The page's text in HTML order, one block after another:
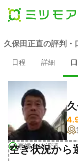
久保田正直の評判・
日程 詳細
事業者確認済
空き状況から